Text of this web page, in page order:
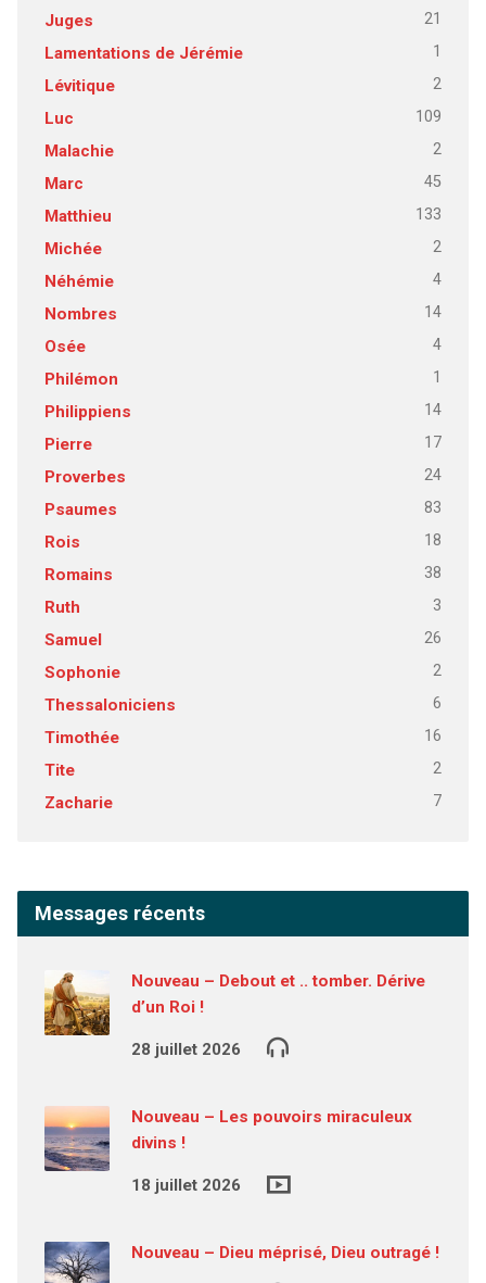
Juges 21
Lamentations de Jérémie 1
Lévitique 2
Luc 109
Malachie 2
Marc 45
Matthieu 133
Michée 2
Néhémie 4
Nombres 14
Osée 4
Philémon 1
Philippiens 14
Pierre 17
Proverbes 24
Psaumes 83
Rois 18
Romains 38
Ruth 3
Samuel 26
Sophonie 2
Thessaloniciens 6
Timothée 16
Tite 2
Zacharie 7
Messages récents
Nouveau – Debout et .. tomber. Dérive
d’un Roi !
28 juillet 2026
Nouveau – Les pouvoirs miraculeux
divins !
18 juillet 2026
Nouveau – Dieu méprisé, Dieu outragé !